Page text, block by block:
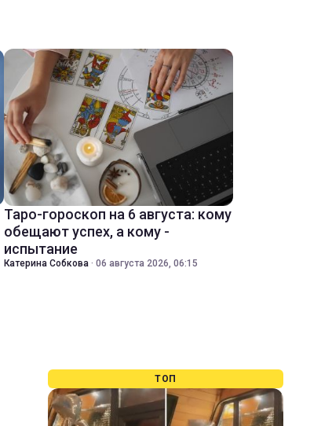
Таро-гороскоп на 6 августа: кому
обещают успех, а кому -
испытание
Катерина Собкова · 06 августа 2026, 06:15
ТОП